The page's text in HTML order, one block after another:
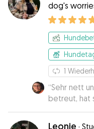
dog's
1
“Sehr nett
betreut, hat
Stress
Leonie ·